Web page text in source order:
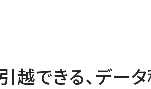
越できる、デー